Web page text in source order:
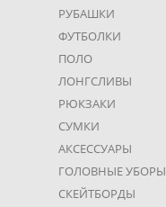
РУБАШКИ
ФУТБОЛКИ
ПОЛО
ЛОНГСЛИВЫ
РЮКЗАКИ
СУМКИ
АКСЕССУАРЫ
ГОЛОВНЫЕ УБОРЫ
СКЕЙТБОРДЫ